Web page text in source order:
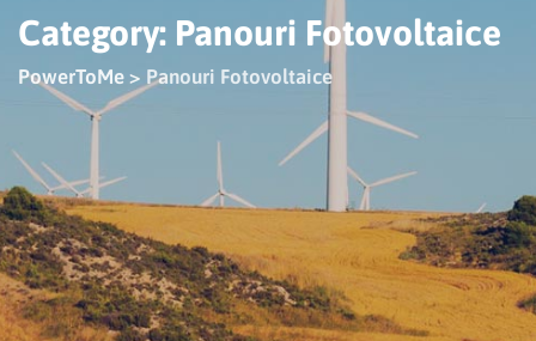
Category: Panouri Fotovoltaice
PowerToMe > Panouri Fotovoltaice